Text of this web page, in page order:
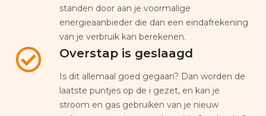
standen door aan je voormalige
energieaanbieder die dan een eindafrekening
van je verbruik kan berekenen.
Overstap is geslaagd
Is dit allemaal goed gegaan? Dan worden de
laatste puntjes op de i gezet, en kan je
stroom en gas gebruiken van je nieuw